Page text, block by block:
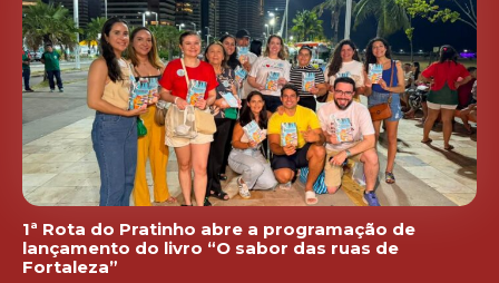
1ª Rota do Pratinho abre a programação de
lançamento do livro “O sabor das ruas de
Fortaleza”